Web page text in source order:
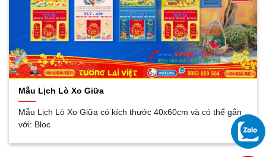
Mẫu Lịch Lò Xo Giữa
Mẫu Lịch Lò Xo Giữa có kích thước 40x60cm và có thể gắn
với: Bloc